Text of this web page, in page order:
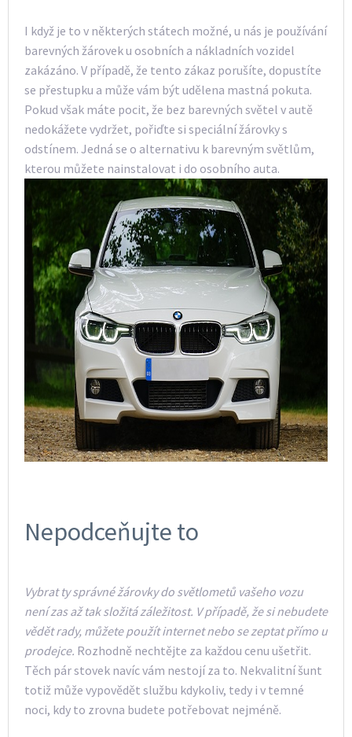
I když je to v některých státech možné, u nás je používání
barevných žárovek u osobních a nákladních vozidel
zakázáno. V případě, že tento zákaz porušíte, dopustíte
se přestupku a může vám být udělena mastná pokuta.
Pokud však máte pocit, že bez barevných světel v autě
nedokážete vydržet, pořiďte si speciální žárovky s
odstínem. Jedná se o alternativu k barevným světlům,
kterou můžete nainstalovat i do osobního auta.
Nepodceňujte to
Vybrat ty správné žárovky do světlometů vašeho vozu
není zas až tak složitá záležitost. V případě, že si nebudete
vědět rady, můžete použít internet nebo se zeptat přímo u
prodejce. Rozhodně nechtějte za každou cenu ušetřit.
Těch pár stovek navíc vám nestojí za to. Nekvalitní šunt
totiž může vypovědět službu kdykoliv, tedy i v temné
noci, kdy to zrovna budete potřebovat nejméně.